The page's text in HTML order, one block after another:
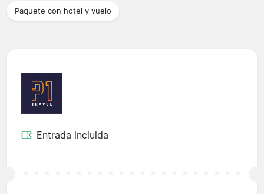
Paquete con hotel y vuelo
Entrada incluida